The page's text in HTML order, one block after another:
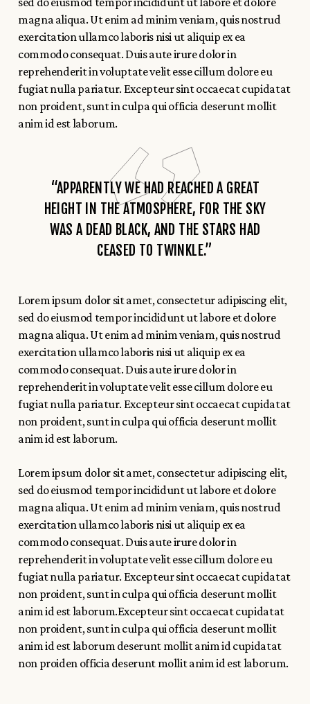
magna aliqua. Ut enim ad minim veniam, quis nostrud
exercitation ullamco laboris nisi ut aliquip ex ea
commodo consequat. Duis aute irure dolor in
reprehenderit in voluptate velit esse cillum dolore eu
fugiat nulla pariatur. Excepteur sint occaecat cupidatat
non proident, sunt in culpa qui officia deserunt mollit
anim id est laborum.
“APPARENTLY WE HAD REACHED A GREAT
HEIGHT IN THE ATMOSPHERE, FOR THE SKY
WAS A DEAD BLACK, AND THE STARS HAD
CEASED TO TWINKLE.”
Lorem ipsum dolor sit amet, consectetur adipiscing elit,
sed do eiusmod tempor incididunt ut labore et dolore
magna aliqua. Ut enim ad minim veniam, quis nostrud
exercitation ullamco laboris nisi ut aliquip ex ea
commodo consequat. Duis aute irure dolor in
reprehenderit in voluptate velit esse cillum dolore eu
fugiat nulla pariatur. Excepteur sint occaecat cupidatat
non proident, sunt in culpa qui officia deserunt mollit
anim id est laborum.
Lorem ipsum dolor sit amet, consectetur adipiscing elit,
sed do eiusmod tempor incididunt ut labore et dolore
magna aliqua. Ut enim ad minim veniam, quis nostrud
exercitation ullamco laboris nisi ut aliquip ex ea
commodo consequat. Duis aute irure dolor in
reprehenderit in voluptate velit esse cillum dolore eu
fugiat nulla pariatur. Excepteur sint occaecat cupidatat
non proident, sunt in culpa qui officia deserunt mollit
anim id est laborum.Excepteur sint occaecat cupidatat
non proident, sunt in culpa qui officia deserunt mollit
anim id est laborum deserunt mollit anim id cupidatat
non proiden officia deserunt mollit anim id est laborum.